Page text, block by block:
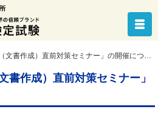
書作成）直前対策セミナー」の開催について
書作成）直前対策セミナー」